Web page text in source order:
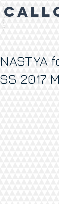
NASTYA
SS 2017